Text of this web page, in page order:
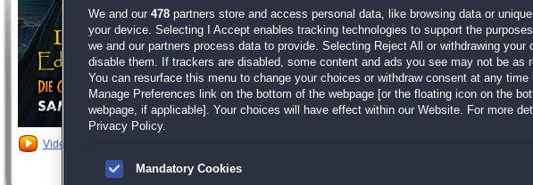
Video anschauen
Edition
Entwickler: Big Fish Games
von6 Mitgliedern
Wimmelbild | Größe: 801.8 MB
We and our 478 partners store and access personal data, like browsing data or
your device. Selecting I Accept enables tracking technologies to support the
we and our partners process data to provide. Selecting Reject All or withdrawing your
disable them. If trackers are disabled, some content and ads you see may not be as
You can resurface this menu to change your choices or withdraw consent at any
Manage Preferences link on the bottom of the webpage [or the floating icon on the
webpage, if applicable]. Your choices will have effect within our Website. For more
Privacy Policy.
Mandatory Cookies